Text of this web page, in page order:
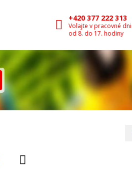
+420 377 222 313
Volajte v pracovné dni
od 8. do 17. hodiny